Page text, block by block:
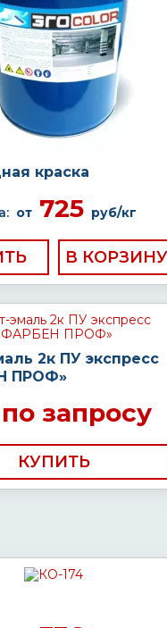
краска
от 725 руб/кг
2к ПУ экспресс
ПРОФ»
запросу
КУПИТЬ